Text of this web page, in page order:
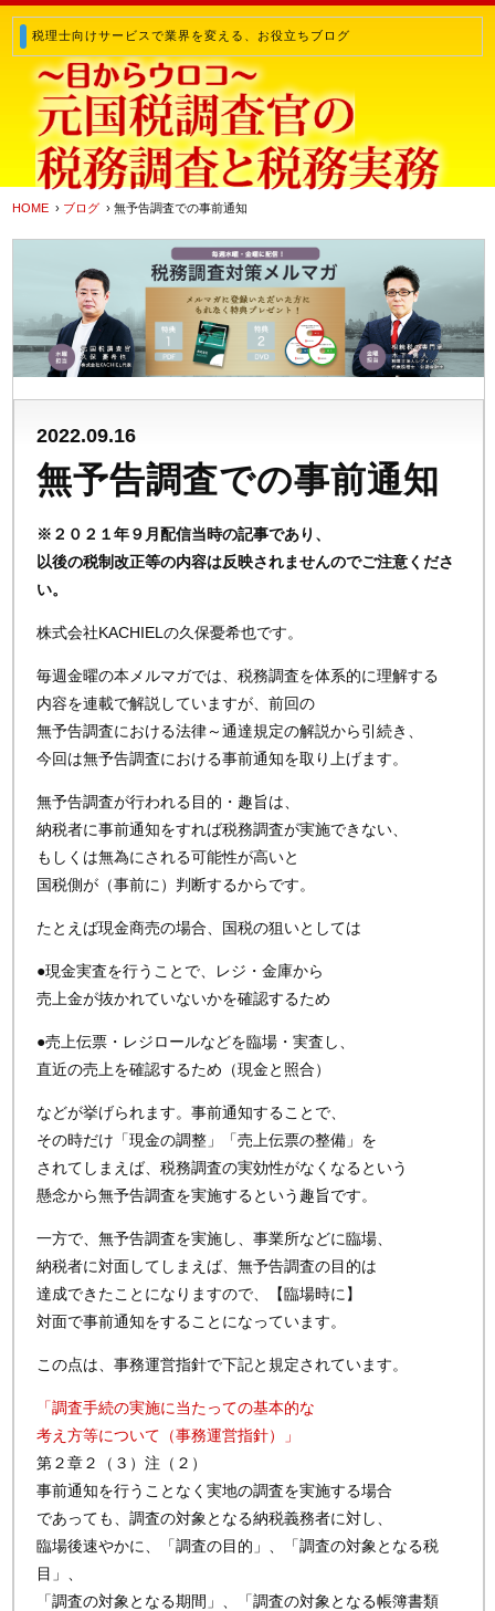
税理士向けサービスで業界を変える、お役立ちブログ
HOME › ブログ › 無予告調査での事前通知
2022.09.16
無予告調査での事前通知
※２０２１年９月配信当時の記事であり、
以後の税制改正等の内容は反映されませんのでご注意くださ
い。
株式会社KACHIELの久保憂希也です。
毎週金曜の本メルマガでは、税務調査を体系的に理解する
内容を連載で解説していますが、前回の
無予告調査における法律～通達規定の解説から引続き、
今回は無予告調査における事前通知を取り上げます。
無予告調査が行われる目的・趣旨は、
納税者に事前通知をすれば税務調査が実施できない、
もしくは無為にされる可能性が高いと
国税側が（事前に）判断するからです。
たとえば現金商売の場合、国税の狙いとしては
●現金実査を行うことで、レジ・金庫から
売上金が抜かれていないかを確認するため
●売上伝票・レジロールなどを臨場・実査し、
直近の売上を確認するため（現金と照合）
などが挙げられます。事前通知することで、
その時だけ「現金の調整」「売上伝票の整備」を
されてしまえば、税務調査の実効性がなくなるという
懸念から無予告調査を実施するという趣旨です。
一方で、無予告調査を実施し、事業所などに臨場、
納税者に対面してしまえば、無予告調査の目的は
達成できたことになりますので、【臨場時に】
対面で事前通知をすることになっています。
この点は、事務運営指針で下記と規定されています。
「調査手続の実施に当たっての基本的な
考え方等について（事務運営指針）」
第２章２（３）注（２）
事前通知を行うことなく実地の調査を実施する場合
であっても、調査の対象となる納税義務者に対し、
臨場後速やかに、「調査の目的」、「調査の対象となる税
目」、
「調査の対象となる期間」、「調査の対象となる帳簿書類